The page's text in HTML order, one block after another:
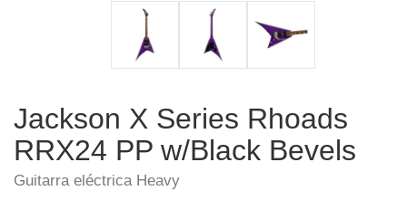
Jackson X Series Rhoads
RRX24 PP w/Black Bevels
Guitarra eléctrica Heavy